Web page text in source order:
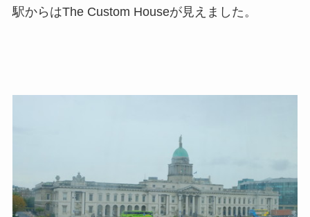
駅からはThe Custom Houseが見えました。